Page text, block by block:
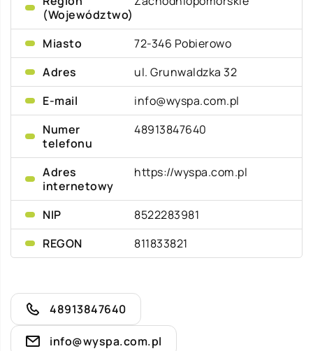
(Województwo)
Miasto
72-346 Pobierowo
Adres
ul. Grunwaldzka 32
E-mail
info@wyspa.com.pl
Numer
telefonu
48913847640
Adres
internetowy
https://wyspa.com.pl
NIP
8522283981
REGON
811833821
48913847640
info@wyspa.com.pl